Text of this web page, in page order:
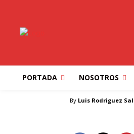
PORTADA NOSOTROS
By Luis Rodriguez